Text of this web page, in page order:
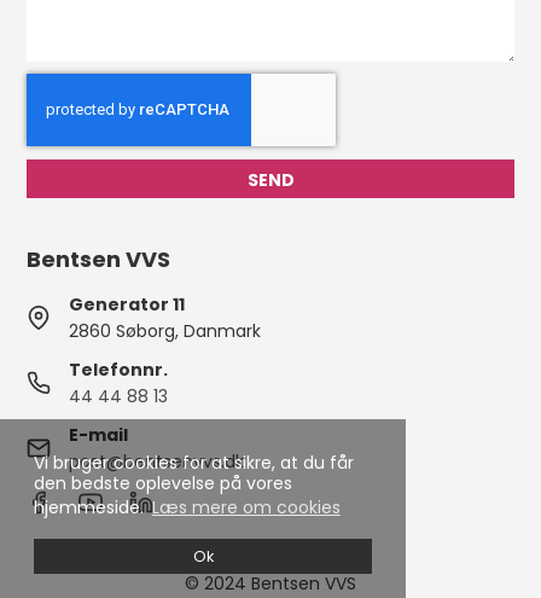
Vi bruger cookies for at sikre, at du får
den bedste oplevelse på vores
hjemmeside.Læs mere om cookies
Ok
Bentsen VVS
Generator 11
2860 Søborg, Danmark
Telefonnr.
44 44 88 13
E-mail
post@bentsenvvs.dk
© 2024 Bentsen VVS